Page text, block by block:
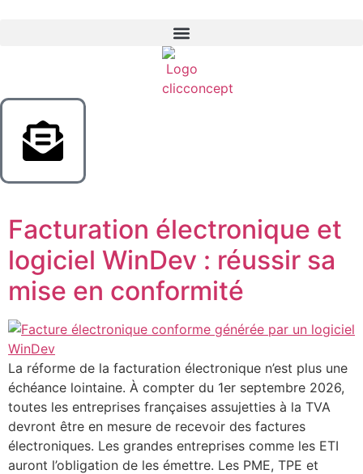
Facturation électronique et
logiciel WinDev : réussir sa
mise en conformité
La réforme de la facturation électronique n’est plus une
échéance lointaine. À compter du 1er septembre 2026,
toutes les entreprises françaises assujetties à la TVA
devront être en mesure de recevoir des factures
électroniques. Les grandes entreprises comme les ETI
auront l’obligation de les émettre. Les PME, TPE et